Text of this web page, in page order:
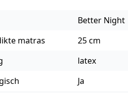
Better Night
matras
25 cm
latex
Ja